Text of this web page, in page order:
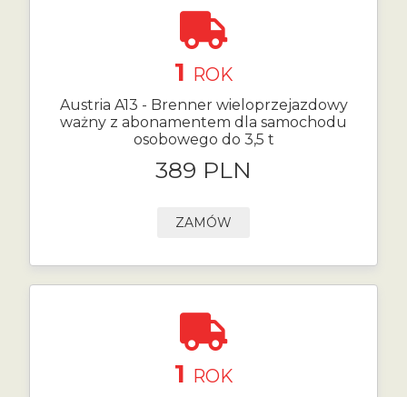
1 ROK
Austria A13 - Brenner wieloprzejazdowy
ważny z abonamentem dla samochodu
osobowego do 3,5 t
389 PLN
ZAMÓW
1 ROK